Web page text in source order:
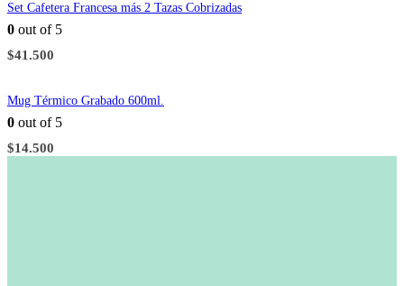
Set Cafetera Francesa más 2 Tazas Cobrizadas
0 out of 5
$41.500
Mug Térmico Grabado 600ml.
0 out of 5
$14.500